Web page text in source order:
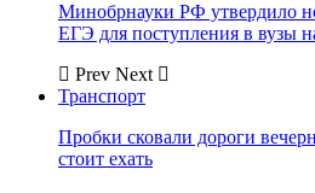
Минобрнауки РФ утвердило
ЕГЭ для поступления в вузы
Prev Next
Транспорт
Пробки сковали дороги
стоит ехать